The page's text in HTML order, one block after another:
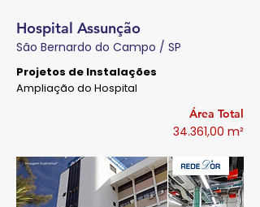
Hospital Assunção
São Bernardo do Campo / SP
Projetos de Instalações
Ampliação do Hospital
Área Total
34.361,00 m²